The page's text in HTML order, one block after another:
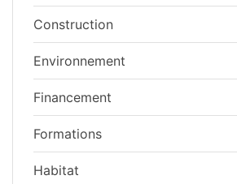
Construction
Environnement
Financement
Formations
Habitat